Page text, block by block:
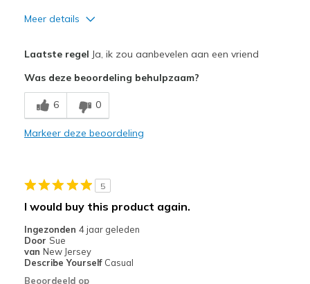
Meer details
Beste toepassingen
Casual Wear
View On Shoes
I'm Into Shoes
Laatste regel Ja, ik zou aanbevelen aan een vriend
Was deze beoordeling behulpzaam?
6 0
Markeer deze beoordeling
5
I would buy this product again.
Ingezonden 4 jaar geleden
Door Sue
van New Jersey
Describe Yourself Casual
Beoordeeld op